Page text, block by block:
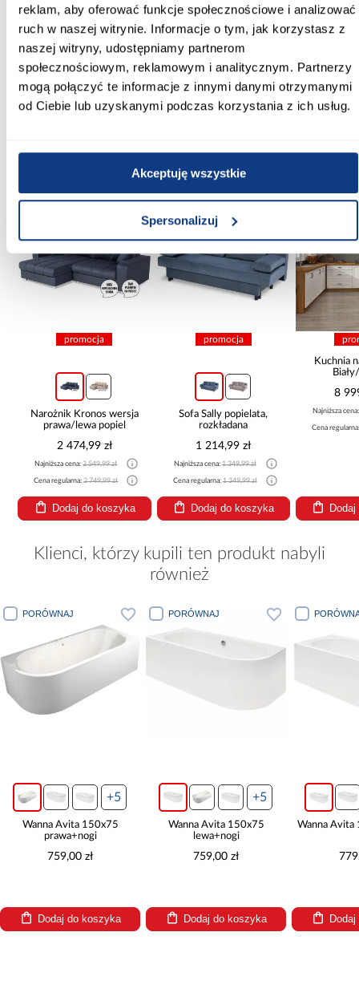
reklam, aby oferować funkcje społecznościowe i analizować
ruch w naszej witrynie. Informacje o tym, jak korzystasz z
naszej witryny, udostępniamy partnerom
społecznościowym, reklamowym i analitycznym. Partnerzy
mogą połączyć te informacje z innymi danymi otrzymanymi
od Ciebie lub uzyskanymi podczas korzystania z ich usług.
Akceptuję wszystkie
Spersonalizuj
Syfon w komplecie:
Nie
Waga [kg]:
21
Inni Klienci sprawdzali również
promocja
Narożnik Kronos wersja
prawa/lewa popiel
2 474,99 zł
Najniższa cena:2 549,99 zł
Cena regularna:2 749,99 zł
Dodaj do koszyka
promocja
Sofa Sally popielata,
rozkładana
1 214,99 zł
Najniższa cena:1 349,99 zł
Cena regularna:1 349,99 zł
Dodaj do koszyka
Kuchnia
8
Najniższa
Cena
Klienci, którzy kupili ten produkt nabyli
również
PORÓWNAJ
+5
Wanna Avita 150x75
prawa+nogi
759,00 zł
Dodaj do koszyka
PORÓWNAJ
+5
Wanna Avita 150x75
lewa+nogi
759,00 zł
Dodaj do koszyka
Wanna